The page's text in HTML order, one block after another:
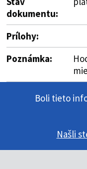
dokumentu:
Prílohy:
Poznámka:
Boli tieto
Našli